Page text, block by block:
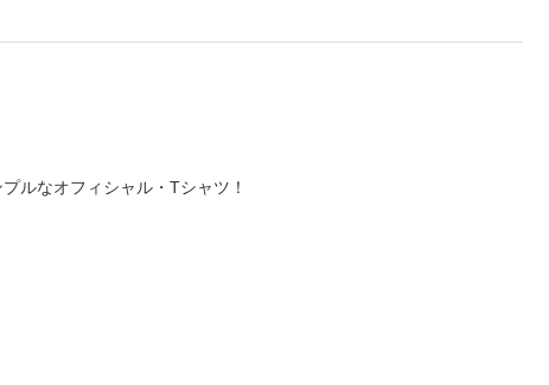
ルなオフィシャル・Tシャツ！